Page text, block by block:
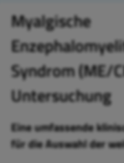
Myalgische
Syndrom (ME/
Untersuchung
Eine umfassende
für die Auswahl der